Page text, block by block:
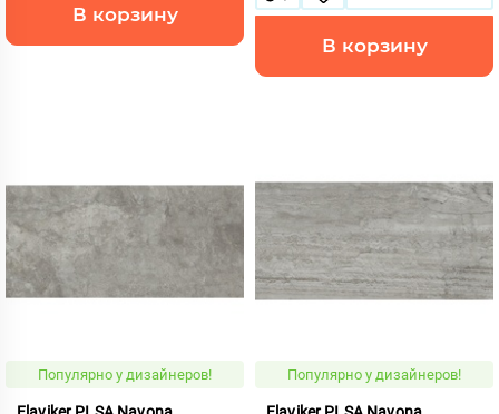
В корзину
В корзину
Популярно у дизайнеров! Популярно у дизайнеров!